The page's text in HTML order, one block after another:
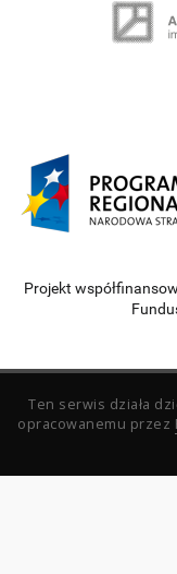
Projekt
Ten serwis działa
opracowanemu przez